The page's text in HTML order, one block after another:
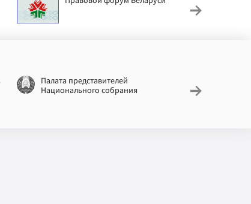
Палата представителей
Национального собрания